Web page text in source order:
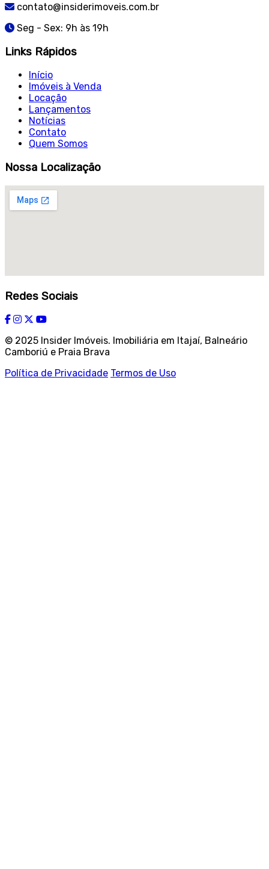
contato@insiderimoveis.com.br
Seg - Sex: 9h às 19h
Links Rápidos
Início
Imóveis à Venda
Locação
Lançamentos
Notícias
Contato
Quem Somos
Nossa Localização
Redes Sociais
© 2025 Insider Imóveis. Imobiliária em Itajaí, Balneário
Camboriú e Praia Brava
Política de Privacidade Termos de Uso